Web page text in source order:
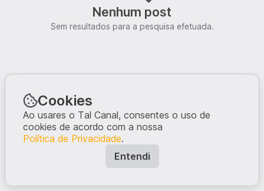
Nenhum post
Sem resultados para a pesquisa efetuada.
Cookies
Ao usares o Tal Canal, consentes o uso de
cookies de acordo com a nossa
Política de Privacidade.
Entendi